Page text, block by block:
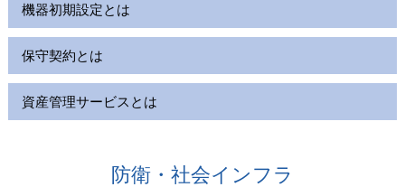
機器初期設定とは
保守契約とは
資産管理サービスとは
防衛・社会インフラ